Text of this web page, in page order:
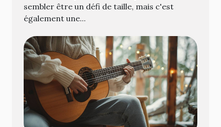
sembler être un défi de taille, mais c'est
également une...